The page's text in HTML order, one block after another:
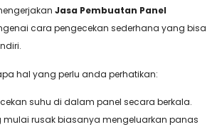
Jasa Pembuatan Panel
cara pengecekan sederhana yang bisa
hal yang perlu anda perhatikan:
suhu di dalam panel secara berkala.
mulai rusak biasanya mengeluarkan panas